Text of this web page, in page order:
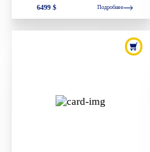
6499 $ Подробнее